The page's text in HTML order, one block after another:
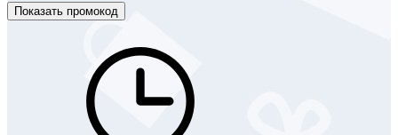
Показать промокод